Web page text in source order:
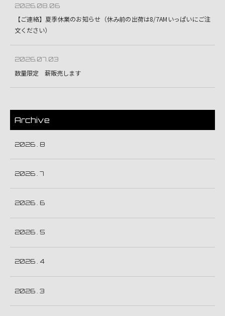
2026.08.06
【ご連絡】夏季休業のお知らせ（休み前の出荷は8/7AMいっぱいにご注
文ください）
2026.07.03
数量限定 薪販売します
Archive
2026 . 8
2026 . 7
2026 . 6
2026 . 5
2026 . 4
2026 . 3